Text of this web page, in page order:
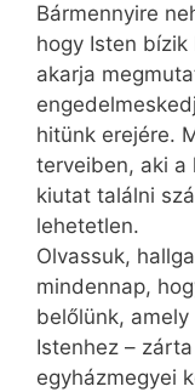
Bármennyire
hogy Isten
akarja
hitünk erejére.
terveiben, aki a
kiutat találni
lehetetlen.
Olvassuk,
mindennap,
belőlünk,
Istenhez –
egyházmegyei